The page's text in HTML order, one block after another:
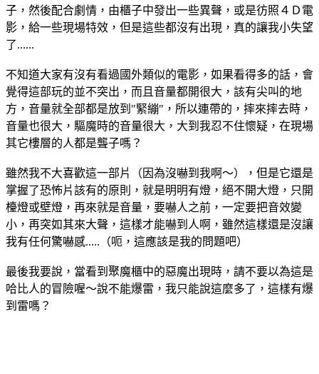
子，然後配合劇情，由櫃子中發出一些異聲，或是彷照４Ｄ電
影，給一些現場特效，但是這些都沒有出現，真的讓我小失望
了......
不知道大家有沒有看過國外類似的電影，如果看得多的話，會
覺得這部玩的並不突出，而且音量都開很大，該有尖叫的地
方，音量就全部都是放到"緊繃"，所以連帶的，摔來摔去時，
音量也很大，驅魔時的音量很大，大到我忍不住懷疑，在現場
其它樓層的人都是聾子嗎？
雖然我不大喜歡這一部片（因為沒嚇到我啊～），但是它還是
掌握了恐怖片該有的原則，就是明明有燈，絕不開大燈，只開
檯燈或壁燈，再來就是音量，要嚇人之前，一定要把音效變
小，再突如其來大聲，這樣才能嚇到人啊，雖然這樣還是沒讓
我有任何驚嚇感.....（呃，這應該是我的問題吧）
最後我要說，當看到聚魔櫃中的惡魔出現時，請不要以為這是
哈比人的冒險喔～說不能爆雷，我只能說這麼多了，這樣有爆
到雷嗎？